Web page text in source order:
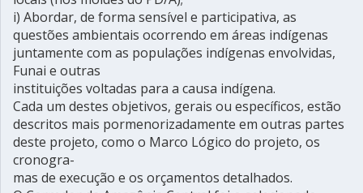
i) Abordar, de forma sensível e participativa, as
questões ambientais ocorrendo em áreas indígenas
juntamente com as populações indígenas envolvidas,
Funai e outras
instituições voltadas para a causa indígena.
Cada um destes objetivos, gerais ou específicos, estão
descritos mais pormenorizadamente em outras partes
deste projeto, como o Marco Lógico do projeto, os
cronogra-
mas de execução e os orçamentos detalhados.